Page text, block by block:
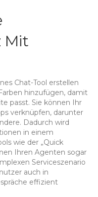
Mit
Chat-Tool erstellen
hinzufügen, damit
passt. Sie können Ihr
verknüpfen, darunter
Dadurch wird
in einem
wie der „Quick
Ihren Agenten sogar
Serviceszenario
auch in
effizient